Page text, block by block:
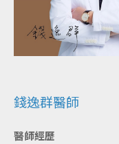
錢逸群醫師
醫師經歷